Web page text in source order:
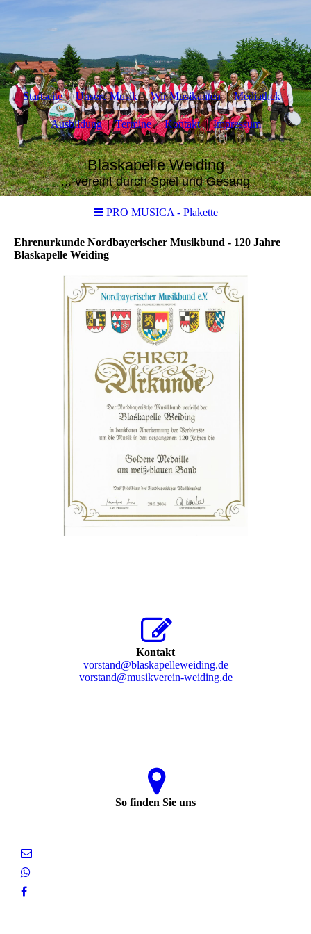
Startseite Unsere Musik Wir Musikanten Mediathek
Ausbildung Termine Kontakt Impressum
Blaskapelle Weiding
... vereint durch Spiel und Gesang
PRO MUSICA - Plakette
Ehrenurkunde Nordbayerischer Musikbund - 120 Jahre
Blaskapelle Weiding
Kontakt
vorstand@blaskapelleweiding.de
vorstand@musikverein-weiding.de
So finden Sie uns